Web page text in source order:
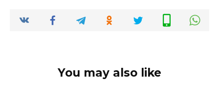
You may also like